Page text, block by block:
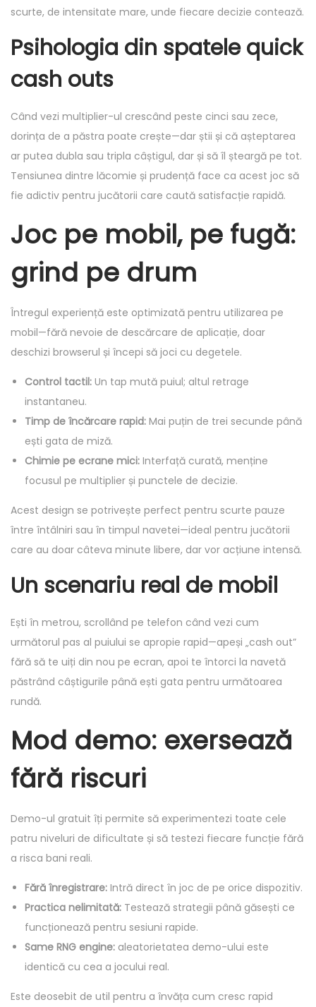
scurte, de intensitate mare, unde fiecare decizie contează.
Psihologia din spatele quick
cash outs
Când vezi multiplier-ul crescând peste cinci sau zece,
dorința de a păstra poate crește—dar știi și că așteptarea
ar putea dubla sau tripla câștigul, dar și să îl șteargă pe tot.
Tensiunea dintre lăcomie și prudență face ca acest joc să
fie adictiv pentru jucătorii care caută satisfacție rapidă.
Joc pe mobil, pe fugă:
grind pe drum
Întregul experiență este optimizată pentru utilizarea pe
mobil—fără nevoie de descărcare de aplicație, doar
deschizi browserul și începi să joci cu degetele.
Control tactil: Un tap mută puiul; altul retrage
instantaneu.
Timp de încărcare rapid: Mai puțin de trei secunde până
ești gata de miză.
Chimie pe ecrane mici: Interfață curată, menține
focusul pe multiplier și punctele de decizie.
Acest design se potrivește perfect pentru scurte pauze
între întâlniri sau în timpul navetei—ideal pentru jucătorii
care au doar câteva minute libere, dar vor acțiune intensă.
Un scenariu real de mobil
Ești în metrou, scrollând pe telefon când vezi cum
următorul pas al puiului se apropie rapid—apeși „cash out”
fără să te uiți din nou pe ecran, apoi te întorci la navetă
păstrând câștigurile până ești gata pentru următoarea
rundă.
Mod demo: exersează
fără riscuri
Demo-ul gratuit îți permite să experimentezi toate cele
patru niveluri de dificultate și să testezi fiecare funcție fără
a risca bani reali.
Fără înregistrare: Intră direct în joc de pe orice dispozitiv.
Practica nelimitată: Testează strategii până găsești ce
funcționează pentru sesiuni rapide.
Same RNG engine: aleatorietatea demo-ului este
identică cu cea a jocului real.
Este deosebit de util pentru a învăța cum cresc rapid